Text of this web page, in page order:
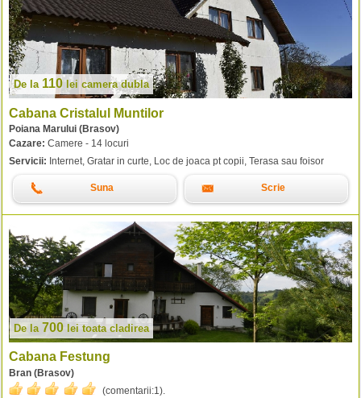
De la 110 lei camera dubla
Cabana Cristalul Muntilor
Poiana Marului (Brasov)
Cazare: Camere - 14 locuri
Servicii: Internet, Gratar in curte, Loc de joaca pt copii, Terasa sau foisor
Suna Scrie
De la 700 leitoata cladirea
Cabana Festung
Bran (Brasov)
(comentarii:1 ).